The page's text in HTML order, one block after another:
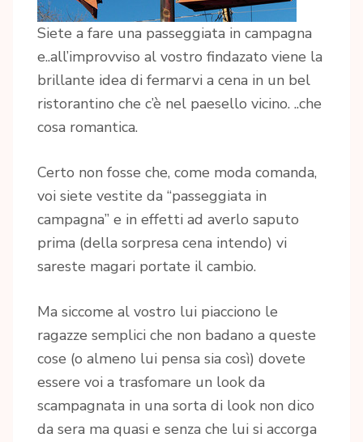
Siete a fare una passeggiata in campagna
e..all’improvviso al vostro findazato viene la
brillante idea di fermarvi a cena in un bel
ristorantino che c’è nel paesello vicino. ..che
cosa romantica.
Certo non fosse che, come moda comanda,
voi siete vestite da “passeggiata in
campagna” e in effetti ad averlo saputo
prima (della sorpresa cena intendo) vi
sareste magari portate il cambio.
Ma siccome al vostro lui piacciono le
ragazze semplici che non badano a queste
cose (o almeno lui pensa sia così) dovete
essere voi a trasfomare un look da
scampagnata in una sorta di look non dico
da sera ma quasi e senza che lui si accorga